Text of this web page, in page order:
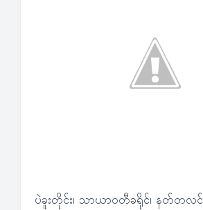
ပဲခူးတိုင်း၊ သာယာဝတီခရိုင်၊ နတ်တလင်